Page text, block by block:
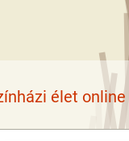
élet